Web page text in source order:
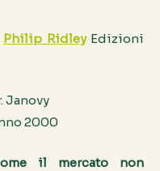
Philip RidleyEdizioni
Janovy
2000
il mercato non